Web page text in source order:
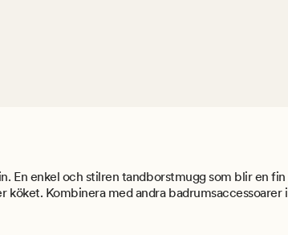
En enkel och stilren tandborstmugg som blir en fin
köket. Kombinera med andra badrumsaccessoarer i